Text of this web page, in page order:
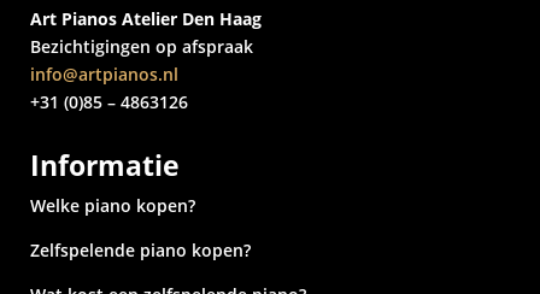
Art Pianos Atelier Den Haag
Bezichtigingen op afspraak
info@artpianos.nl
+31 (0)85 – 4863126
Informatie
Welke piano kopen?
Zelfspelende piano kopen?